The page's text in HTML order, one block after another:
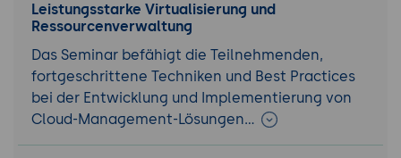
Leistungsstarke Virtualisierung und
Ressourcenverwaltung
Das Seminar befähigt die Teilnehmenden,
fortgeschrittene Techniken und Best Practices
bei der Entwicklung und Implementierung von
Cloud-Management-Lösungen…